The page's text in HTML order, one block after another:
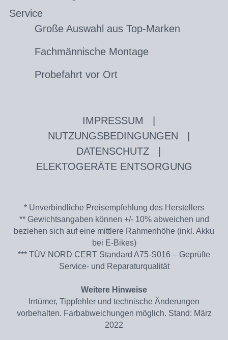
Service
Große Auswahl aus Top-Marken
Fachmännische Montage
Probefahrt vor Ort
IMPRESSUM
NUTZUNGSBEDINGUNGEN
DATENSCHUTZ
ELEKTOGERÄTE ENTSORGUNG
* Unverbindliche Preisempfehlung des Herstellers
** Gewichtsangaben können +/- 10% abweichen und
beziehen sich auf eine mittlere Rahmenhöhe (inkl. Akku
bei E-Bikes)
*** TÜV NORD CERT Standard A75-S016 – Geprüfte
Service- und Reparaturqualität
Weitere Hinweise
Irrtümer, Tippfehler und technische Änderungen
vorbehalten. Farbabweichungen möglich. Stand: März
2022